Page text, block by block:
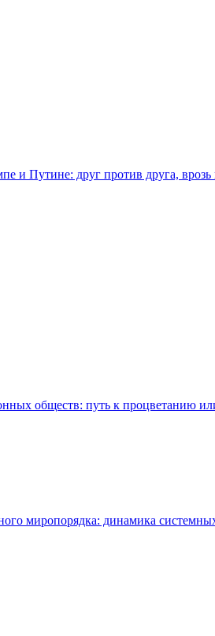
и Путине: друг против друга, врозь
обществ: путь к процветанию
миропорядка: динамика